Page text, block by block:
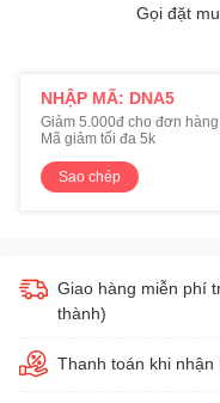
Gọi đặt
NHẬP MÃ: DNA5
Giảm 5.000đ cho đơn
Mã giảm tối đa 5k
Sao chép
Giao hàng miễn phí
thành)
Thanh toán khi nhận